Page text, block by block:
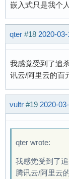
嵌入式只是我个
qter #18 2020-
我感觉受到了追
讯云/阿里云的百
vultr #19 2020-
qter wrote:
我感觉受到了
腾讯云/阿里云